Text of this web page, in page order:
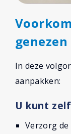
genezen
In deze
aanpakken:
U kunt
Verzorg de